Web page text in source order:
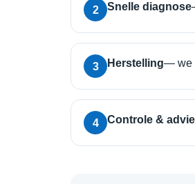
2 Snelle diagnose
3 Herstelling— we
4 Controle &